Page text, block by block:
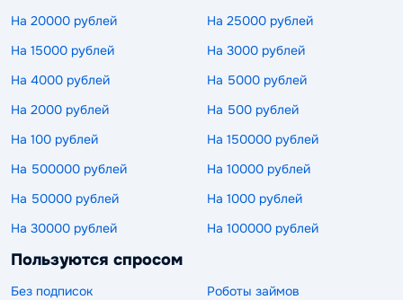
На 20000 рублей
На 25000 рублей
На 15000 рублей
На 3000 рублей
На 4000 рублей
На 5000 рублей
На 2000 рублей
На 500 рублей
На 100 рублей
На 150000 рублей
На 500000 рублей
На 10000 рублей
На 50000 рублей
На 1000 рублей
На 30000 рублей
На 100000 рублей
Пользуются спросом
Без подписок
Роботы займов